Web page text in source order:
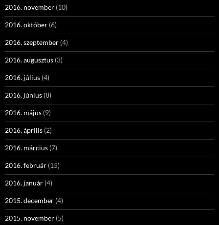
2016. november (10)
2016. október (6)
2016. szeptember (4)
2016. augusztus (3)
2016. július (4)
2016. június (8)
2016. május (9)
2016. április (2)
2016. március (7)
2016. február (15)
2016. január (4)
2015. december (4)
2015. november (5)